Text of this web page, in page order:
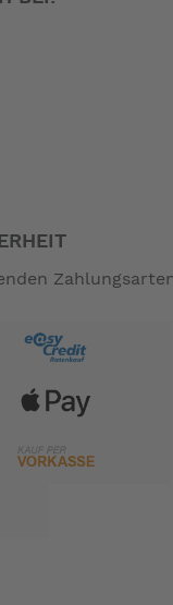
Shimano
Faltrad die
des
E-Bike